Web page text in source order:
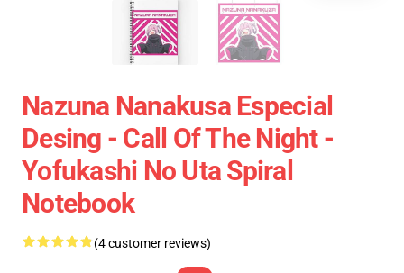
Nazuna Nanakusa Especial
Desing - Call Of The Night -
Yofukashi No Uta Spiral
Notebook
(4 customer reviews)